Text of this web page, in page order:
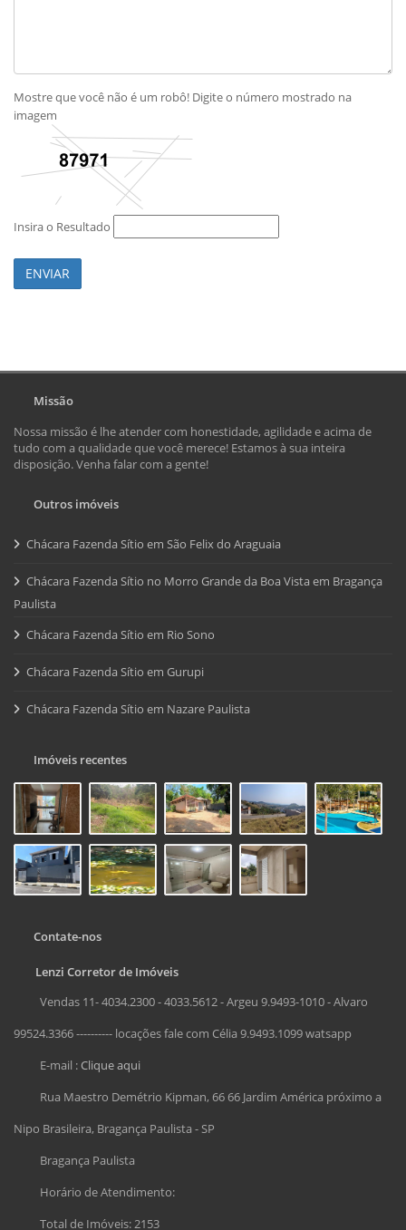
Mostre que você não é um robô! Digite o número mostrado na
imagem
Insira o Resultado
ENVIAR
Missão
Nossa missão é lhe atender com honestidade, agilidade e acima de
tudo com a qualidade que você merece! Estamos à sua inteira
disposição. Venha falar com a gente!
Outros imóveis
Chácara Fazenda Sítio em São Felix do Araguaia
Chácara Fazenda Sítio no Morro Grande da Boa Vista em Bragança
Paulista
Chácara Fazenda Sítio em Rio Sono
Chácara Fazenda Sítio em Gurupi
Chácara Fazenda Sítio em Nazare Paulista
Imóveis recentes
Contate-nos
Lenzi Corretor de Imóveis
Vendas 11- 4034.2300 - 4033.5612 - Argeu 9.9493-1010 - Alvaro
99524.3366 ---------- locações fale com Célia 9.9493.1099 watsapp
E-mail :Clique aqui
Rua Maestro Demétrio Kipman, 66 66 Jardim América próximo a
Nipo Brasileira, Bragança Paulista - SP
Bragança Paulista
Horário de Atendimento:
Total de Imóveis: 2153